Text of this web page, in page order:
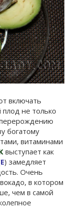
включать
плод не только
богатому
витаминами
выступает как
Е) замедляет
Очень
в котором
чем в самой